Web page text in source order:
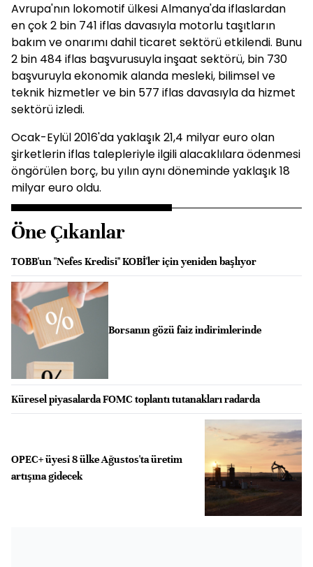
Avrupa'nın lokomotif ülkesi Almanya'da iflaslardan
en çok 2 bin 741 iflas davasıyla motorlu taşıtların
bakım ve onarımı dahil ticaret sektörü etkilendi. Bunu
2 bin 484 iflas başvurusuyla inşaat sektörü, bin 730
başvuruyla ekonomik alanda mesleki, bilimsel ve
teknik hizmetler ve bin 577 iflas davasıyla da hizmet
sektörü izledi.
Ocak-Eylül 2016'da yaklaşık 21,4 milyar euro olan
şirketlerin iflas talepleriyle ilgili alacaklılara ödenmesi
öngörülen borç, bu yılın aynı döneminde yaklaşık 18
milyar euro oldu.
Öne Çıkanlar
TOBB'un "Nefes Kredisi" KOBİ'ler için yeniden başlıyor
Borsanın gözü faiz indirimlerinde
Küresel piyasalarda FOMC toplantı tutanakları radarda
OPEC+ üyesi 8 ülke Ağustos'ta üretim
artışına gidecek